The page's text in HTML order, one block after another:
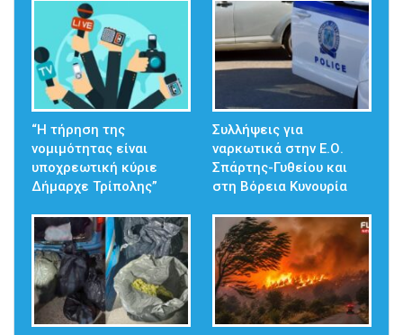
“Η τήρηση της
νομιμότητας είναι
υποχρεωτική κύριε
Δήμαρχε Τρίπολης”
Συλλήψεις για
ναρκωτικά στην Ε.Ο.
Σπάρτης-Γυθείου και
στη Βόρεια Κυνουρία